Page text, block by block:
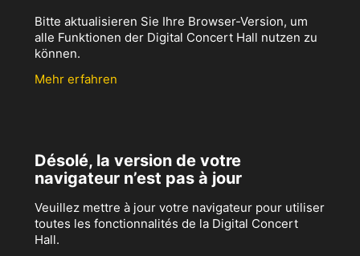
Bitte aktualisieren Sie Ihre Browser-Version, um
alle Funktionen der Digital Concert Hall nutzen zu
können.
Mehr erfahren
Désolé, la version de votre
navigateur n’est pas à jour
Veuillez mettre à jour votre navigateur pour utiliser
toutes les fonctionnalités de la Digital Concert
Hall.